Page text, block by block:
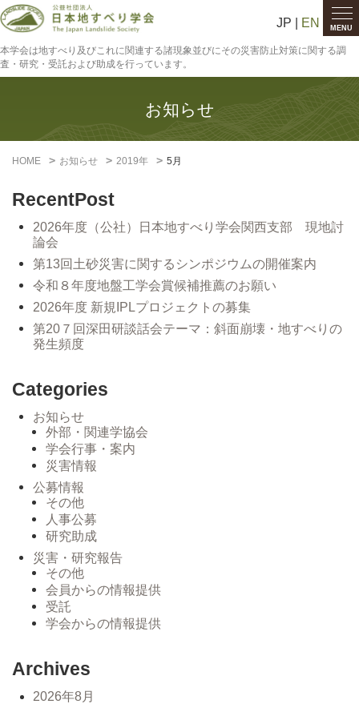
MENU
JP | EN
本学会は地すべり及びこれに関連する諸現象並びにその災害防止対策に関する調
査・研究・受託および助成を行っています。
お知らせ
HOME お知らせ 2019年 5月
RecentPost
2026年度（公社）日本地すべり学会関西支部 現地討
論会
第13回土砂災害に関するシンポジウムの開催案内
令和８年度地盤工学会賞候補推薦のお願い
2026年度 新規IPLプロジェクトの募集
第20７回深田研談話会テーマ：斜面崩壊・地すべりの
発生頻度
Categories
お知らせ
外部・関連学協会
学会行事・案内
災害情報
公募情報
その他
人事公募
研究助成
災害・研究報告
その他
会員からの情報提供
受託
学会からの情報提供
Archives
2026年8月